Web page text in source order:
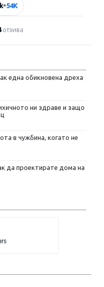
•54K
5
отзива
една обикновена дреха
ни здраве и защо
в чужбина, когато не
да проектирате дома на